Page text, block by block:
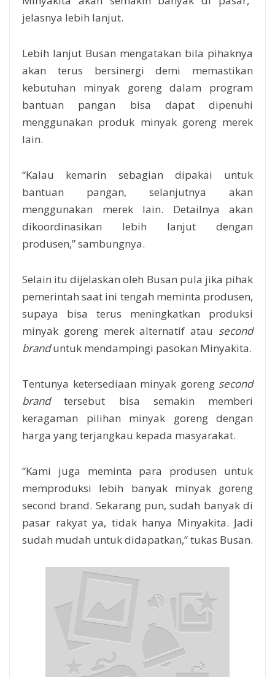
jelasnya lebih lanjut.
Lebih lanjut Busan mengatakan bila pihaknya
akan terus bersinergi demi memastikan
kebutuhan minyak goreng dalam program
bantuan pangan bisa dapat dipenuhi
menggunakan produk minyak goreng merek
lain.
“Kalau kemarin sebagian dipakai untuk
bantuan pangan, selanjutnya akan
menggunakan merek lain. Detailnya akan
dikoordinasikan lebih lanjut dengan
produsen,” sambungnya.
Selain itu dijelaskan oleh Busan pula jika pihak
pemerintah saat ini tengah meminta produsen,
supaya bisa terus meningkatkan produksi
minyak goreng merek alternatif atau second
branduntuk mendampingi pasokan Minyakita.
Tentunya ketersediaan minyak gorengsecond
brandtersebut bisa semakin memberi
keragaman pilihan minyak goreng dengan
harga yang terjangkau kepada masyarakat.
“Kami juga meminta para produsen untuk
memproduksi lebih banyak minyak goreng
second brand. Sekarang pun, sudah banyak di
pasar rakyat ya, tidak hanya Minyakita. Jadi
sudah mudah untuk didapatkan,” tukas Busan.